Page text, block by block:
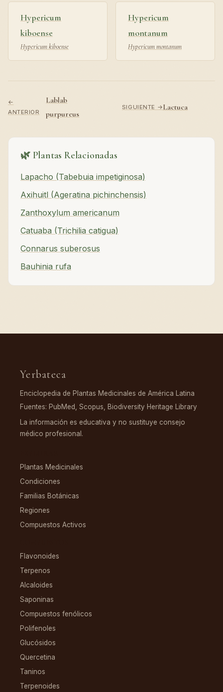
Hypericum
kiboense
Hypericum kiboense
Hypericum
montanum
Hypericum montanum
←
ANTERIOR
Lablab
purpureus
SIGUIENTE →Lactuca
🌿 Plantas Relacionadas
Lapacho (Tabebuia impetiginosa)
Axihuitl (Ageratina pichinchensis)
Zanthoxylum americanum
Catuaba (Trichilia catigua)
Connarus suberosus
Bauhinia rufa
Yerbateca
Enciclopedia de Plantas Medicinales de América Latina
Fuentes: PubMed, Scopus, Biodiversity Heritage Library
La información es educativa y no sustituye consejo
médico profesional.
Plantas Medicinales
Condiciones
Familias Botánicas
Regiones
Compuestos Activos
Flavonoides
Terpenos
Alcaloides
Saponinas
Compuestos fenólicos
Polifenoles
Glucósidos
Quercetina
Taninos
Terpenoides